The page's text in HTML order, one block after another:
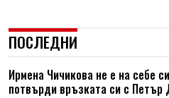
ПОСЛЕДНИ
Ирмена Чичикова не е на себе
потвърди връзката си с